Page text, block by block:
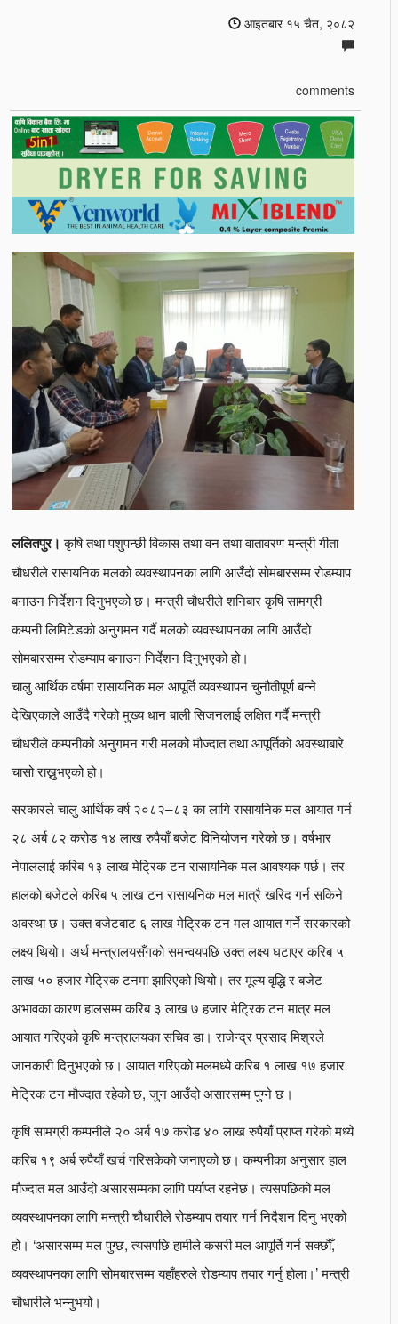
आइतबार १५ चैत, २०८२
comments
ललितपुर। कृषि तथा पशुपन्छी विकास तथा वन तथा वातावरण मन्त्री गीता
चौधरीले रासायनिक मलको व्यवस्थापनका लागि आउँदो सोमबारसम्म रोडम्याप
बनाउन निर्देशन दिनुभएको छ। मन्त्री चौधरीले शनिबार कृषि सामग्री
कम्पनी लिमिटेडको अनुगमन गर्दै मलको व्यवस्थापनका लागि आउँदो
सोमबारसम्म रोडम्याप बनाउन निर्देशन दिनुभएको हो।
चालु आर्थिक वर्षमा रासायनिक मल आपूर्ति व्यवस्थापन चुनौतीपूर्ण बन्ने
देखिएकाले आउँदै गरेको मुख्य धान बाली सिजनलाई लक्षित गर्दै मन्त्री
चौधरीले कम्पनीको अनुगमन गरी मलको मौज्दात तथा आपूर्तिको अवस्थाबारे
चासो राख्नुभएको हो।
सरकारले चालु आर्थिक वर्ष २०८२–८३ का लागि रासायनिक मल आयात गर्न
२८ अर्ब ८२ करोड १४ लाख रुपैयाँ बजेट विनियोजन गरेको छ। वर्षभार
नेपाललाई करिब १३ लाख मेट्रिक टन रासायनिक मल आवश्यक पर्छ। तर
हालको बजेटले करिब ५ लाख टन रासायनिक मल मात्रै खरिद गर्न सकिने
अवस्था छ। उक्त बजेटबाट ६ लाख मेट्रिक टन मल आयात गर्ने सरकारको
लक्ष्य थियो। अर्थ मन्त्रालयसँगको समन्वयपछि उक्त लक्ष्य घटाएर करिब ५
लाख ५० हजार मेट्रिक टनमा झारिएको थियो। तर मूल्य वृद्धि र बजेट
अभावका कारण हालसम्म करिब ३ लाख ७ हजार मेट्रिक टन मात्र मल
आयात गरिएको कृषि मन्त्रालयका सचिव डा। राजेन्द्र प्रसाद मिश्रले
जानकारी दिनुभएको छ। आयात गरिएको मलमध्ये करिब १ लाख १७ हजार
मेट्रिक टन मौज्दात रहेको छ, जुन आउँदो असारसम्म पुग्ने छ।
कृषि सामग्री कम्पनीले २० अर्ब १७ करोड ४० लाख रुपैयाँ प्राप्त गरेको मध्ये
करिब १९ अर्ब रुपैयाँ खर्च गरिसकेको जनाएको छ। कम्पनीका अनुसार हाल
मौज्दात मल आउँदो असारसम्मका लागि पर्याप्त रहनेछ। त्यसपछिको मल
व्यवस्थापनका लागि मन्त्री चौधारीले रोडम्याप तयार गर्न निदैशन दिनु भएको
हो। ‘असारसम्म मल पुग्छ, त्यसपछि हामीले कसरी मल आपूर्ति गर्न सक्छौँ,
व्यवस्थापनका लागि सोमबारसम्म यहाँहरुले रोडम्याप तयार गर्नु होला।’ मन्त्री
चौधारीले भन्नुभयो।